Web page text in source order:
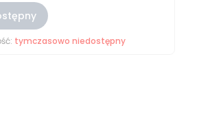
tymczasowo niedostępny